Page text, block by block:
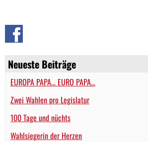
Neueste Beiträge
EUROPA PAPA… EURO PAPA…
Zwei Wahlen pro Legislatur
100 Tage und nüchts
Wahlsiegerin der Herzen